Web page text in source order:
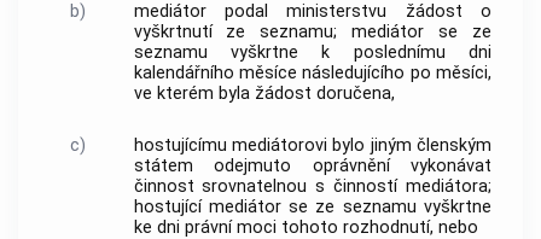
b)
mediátor podal ministerstvu žádost o
vyškrtnutí zeseznamu; mediátor se ze
seznamu vyškrtne k poslednímu dni
kalendářního měsíce následujícího po měsíci,
ve kterém byla žádost doručena,
c) hostujícímu mediátorovi bylo jiným členským
státem odejmuto oprávnění vykonávat
činnost srovnatelnou s činností mediátora;
hostující mediátor se ze seznamu vyškrtne
ke dni právní moci tohoto rozhodnutí, nebo